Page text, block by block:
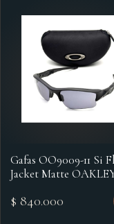
Gafas OO9009-11 Si
Jacket Matte
$ 840.000